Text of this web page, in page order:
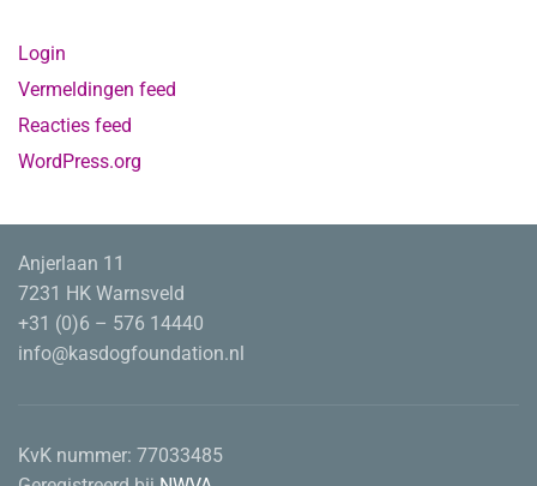
Login
Vermeldingen feed
Reacties feed
WordPress.org
Anjerlaan 11
7231 HK Warnsveld
+31 (0)6 – 576 14440
info@kasdogfoundation.nl
KvK nummer: 77033485